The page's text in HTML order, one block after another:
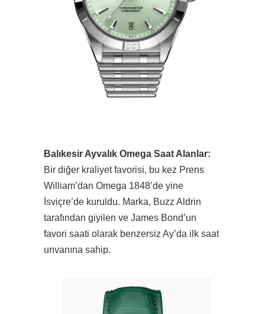
Balıkesir Ayvalık Omega Saat Alanlar:
Bir diğer kraliyet favorisi, bu kez Prens
William’dan Omega 1848’de yine
İsviçre’de kuruldu. Marka, Buzz Aldrin
tarafından giyilen ve James Bond’un
favori saati olarak benzersiz Ay’da ilk saat
unvanına sahip.